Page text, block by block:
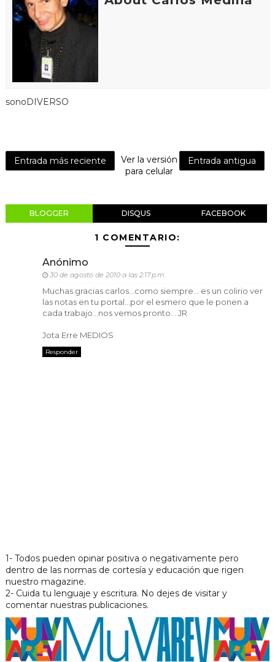
sonoDIVERSO
Entrada más reciente Entrada antigua
Ver la versión
para celular
BLOGGER DISQUS FACEBOOK
1 COMENTARIO:
Anónimo
30 de agosto de 2010 a las 2:17 p.m.
Muchas gracias carlos...como siempre... es un colirio ver
las notas en tu portal...por el esmero que le ponen a
cada trabajo...nos vemos pronto... JR
Jota Erre MEDIOS
Responder
1- Todos pueden opinar positiva o negativamente pero
dentro de las normas de cortesía y educación que rigen
nuestro magazine.
2- Cuida tu lenguaje y escritura. No dejes de visitar y
comentar nuestras publicaciones.